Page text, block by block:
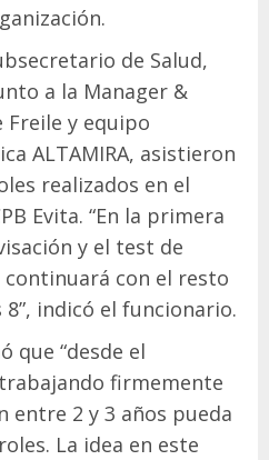
de Salud,
a la Manager &
Freile y equipo
ALTAMIRA, asistieron
realizados en el
Evita. “En la primera
y el test de
continuará con el resto
indicó el funcionario.
que “desde el
firmemente
entre 2 y 3 años pueda
La idea en este